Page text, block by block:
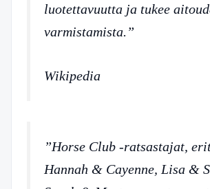
luotettavuutta ja tukee
varmistamista.”
Wikipedia
”Horse Club -ratsastajat,
Hannah & Cayenne, Lisa &